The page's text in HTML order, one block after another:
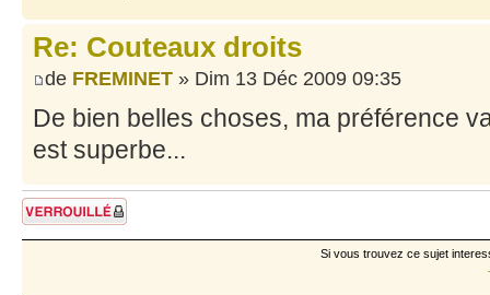
Re: Couteaux droits
de FREMINET » Dim 13 Déc 2009 09:35
De bien belles choses, ma préférence
est superbe...
Sujet verrouillé
Si vous trouvez ce sujet